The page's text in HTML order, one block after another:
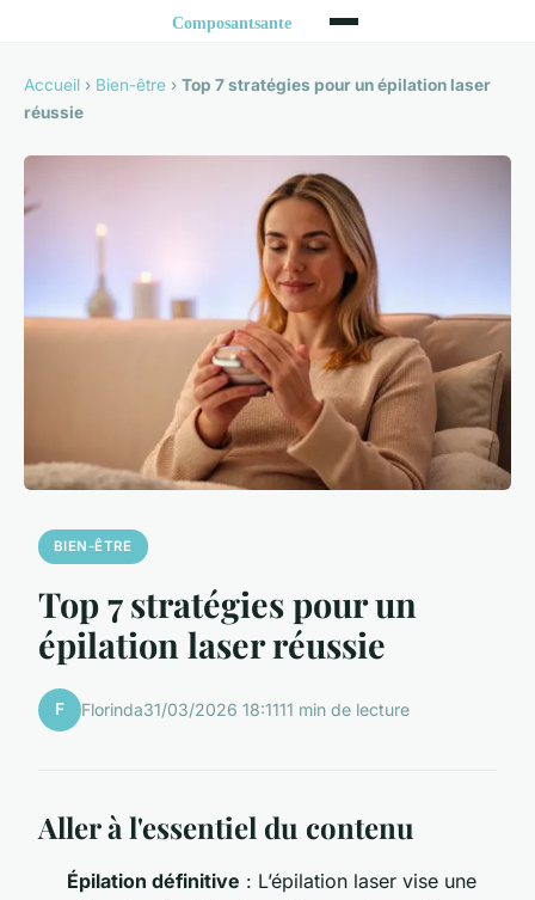
Accueil › Bien-être › Top 7 stratégies pour un épilation laser
réussie
BIEN-ÊTRE
Top 7 stratégies pour un
épilation laser réussie
F Florinda31/03/2026 18:1111 min de lecture
Aller à l'essentiel du contenu
Épilation définitive : L’épilation laser vise une